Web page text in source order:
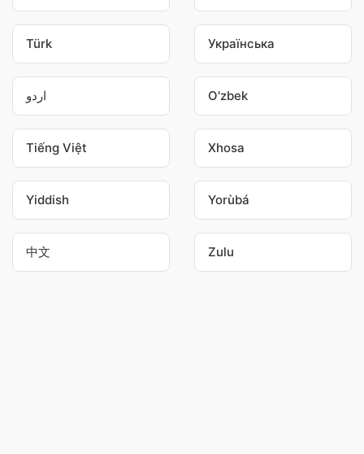
Türk Українська
اردو O'zbek
Tiếng Việt Xhosa
Yiddish Yorùbá
中文 Zulu